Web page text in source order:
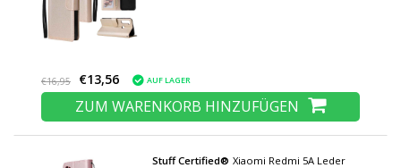
€16,95 €13,56 AUF LAGER
ZUM WARENKORB HINZUFÜGEN
Stuff Certified® Xiaomi Redmi 5A Leder